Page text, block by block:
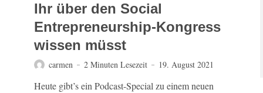
Ihr über den Social
Entrepreneurship-Kongress
wissen müsst
carmen 2 Minuten Lesezeit 19. August 2021
Heute gibt’s ein Podcast-Special zu einem neuen